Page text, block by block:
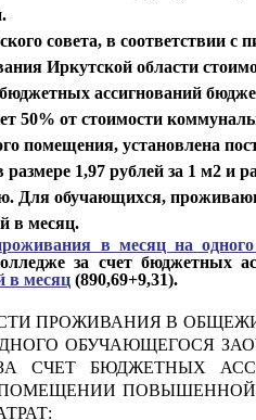
совета, в соответствии с
Иркутской области
ассигнований
50% от стоимости
помещения, установлена
1,97 рублей за 1 м2 и
Для обучающихся,
в месяц.
в месяц на
за счет бюджетных
в месяц (890,69+9,31).
ПРОЖИВАНИЯ В
ОБУЧАЮЩЕГОСЯ
СЧЕТ БЮДЖЕТНЫХ
ПОВЫШЕННОЙ